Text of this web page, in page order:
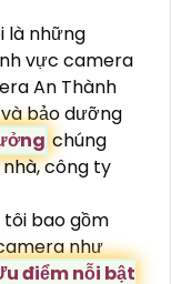
PHÚ
giá rẻ là
bảo trì
tại quận Tân
là những